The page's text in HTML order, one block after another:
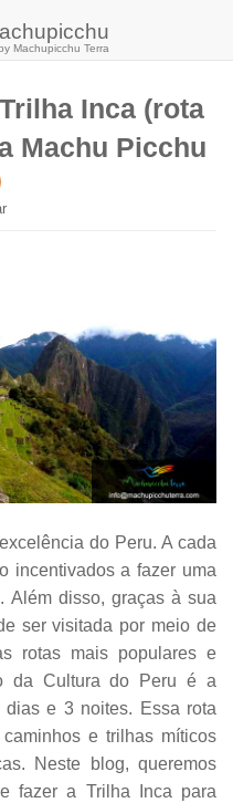
Machupicchu Terra
Inca (rota
Machu Picchu
do Peru. A cada
incentivados a fazer uma
Além disso, graças à sua
ser visitada por meio de
rotas mais populares e
da Cultura do Peru é a
e 3 noites. Essa rota
e trilhas míticos
Neste blog, queremos
fazer a Trilha Inca para